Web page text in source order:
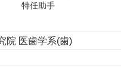
特任助手
院 医歯学系(歯)